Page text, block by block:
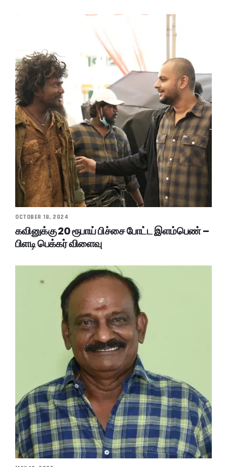
OCTOBER 18, 2024
கவினுக்கு 20 ரூபாய் பிச்சை போட்ட இளம்பெண் –
பிளடி பெக்கர் விளைவு